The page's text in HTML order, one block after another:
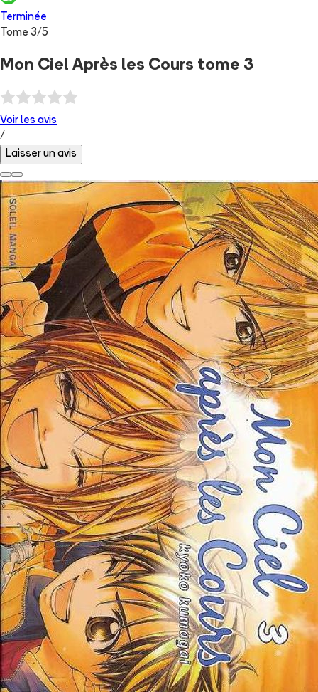
Terminée
Tome 3/5
Mon Ciel Après les Cours tome 3
Voir les avis
/
Laisser un avis